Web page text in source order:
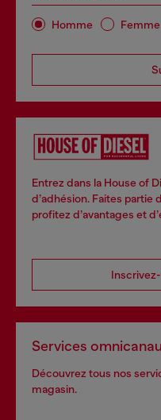
Homme Femme
Entrez dans la House of
d’adhésion. Faites partie
profitez d’avantages et
Services
Découvrez tous nos
magasin.